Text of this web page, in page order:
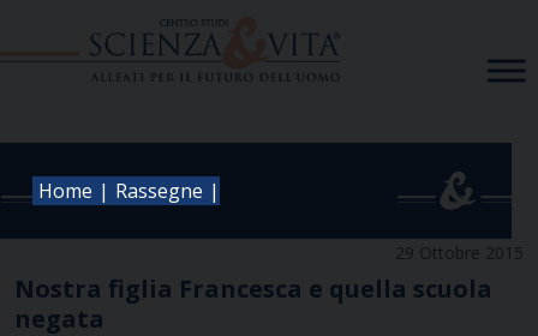
Home | Rassegne |
29 Ottobre 2015
Nostra figlia Francesca e quella scuola
negata